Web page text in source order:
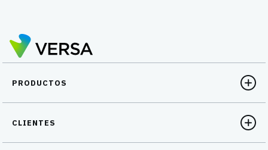
PRODUCTOS
CLIENTES